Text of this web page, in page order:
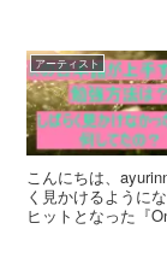
アーティスト
こんにちは、
く見かけるように
ヒットとなった『